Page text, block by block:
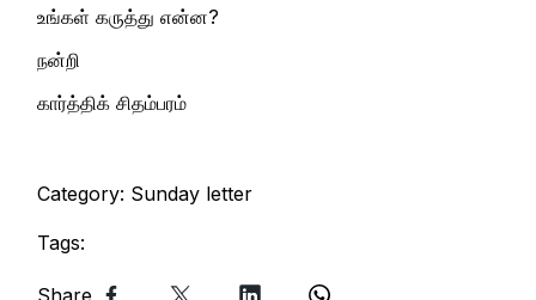
உங்கள் கருத்து என்ன?
நன்றி
கார்த்திக் சிதம்பரம்
Category: Sunday letter
Tags:
Share